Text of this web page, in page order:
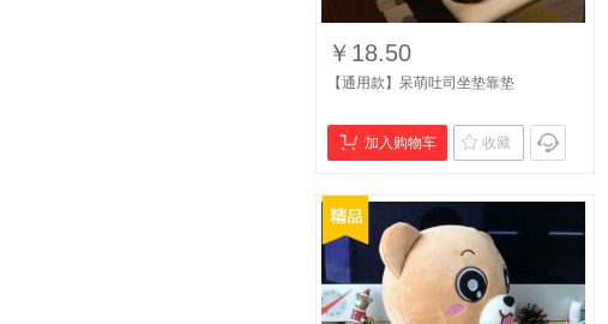
￥18.50
【通用款】呆萌吐司坐垫靠垫
加入购物车 收藏